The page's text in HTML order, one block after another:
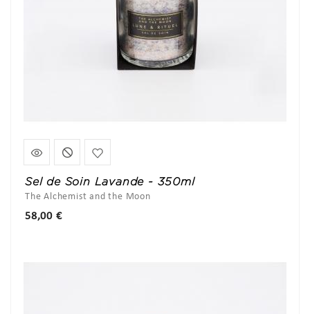
Sel de Soin Lavande - 350ml
The Alchemist and the Moon
58,00 €